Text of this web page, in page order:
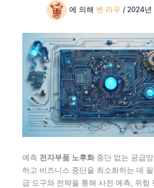
에 의해 벤 라우 / 2024년
예측 전자부품 노후화중단 없는 공급
하고 비즈니스 중단을 최소화하는 데
급 도구와 전략을 통해 사전 예측, 위험